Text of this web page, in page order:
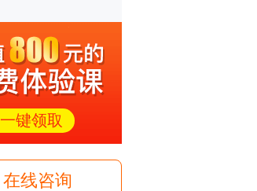
一键领取
在线咨询